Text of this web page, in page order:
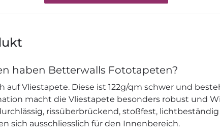
haben Betterwalls Fototapeten?
auf Vliestapete. Diese ist 122g/qm schwer und
macht die Vliestapete besonders robust und
rissüberbrückend, stoßfest, lichtbeständig
sich ausschliesslich für den Innenbereich.